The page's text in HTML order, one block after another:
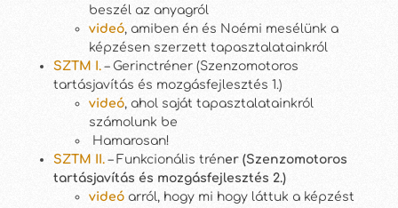
beszél az anyagról
videó, amiben én és Noémi mesélünk a
képzésen szerzett tapasztalatainkról
SZTM I.– Gerinctréner (Szenzomotoros
tartásjavítás és mozgásfejlesztés 1.)
videó, ahol saját tapasztalatainkról
számolunk be
Hamarosan!
SZTM II. – Funkcionális tréner (Szenzomotoros
tartásjavítás és mozgásfejlesztés 2.)
videó arról, hogy mi hogy láttuk a képzést